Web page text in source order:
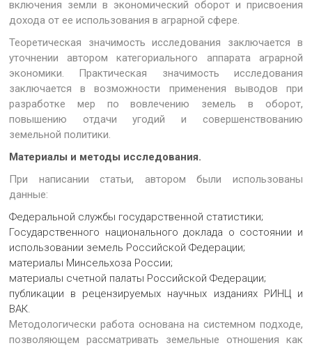
включения земли в экономический оборот и присвоения
дохода от ее использования в аграрной сфере.
Теоретическая значимость исследования заключается в
уточнении автором категориального аппарата аграрной
экономики. Практическая значимость исследования
заключается в возможности применения выводов при
разработке мер по вовлечению земель в оборот,
повышению отдачи угодий и совершенствованию
земельной политики.
Материалы и методы исследования.
При написании статьи, автором были использованы
данные:
Федеральной службы государственной статистики;
Государственного национального доклада о состоянии и
использовании земель Российской Федерации;
материалы Минсельхоза России;
материалы счетной палаты Российской Федерации;
публикации в рецензируемых научных изданиях РИНЦ и
ВАК.
Методологически работа основана на системном подходе,
позволяющем рассматривать земельные отношения как